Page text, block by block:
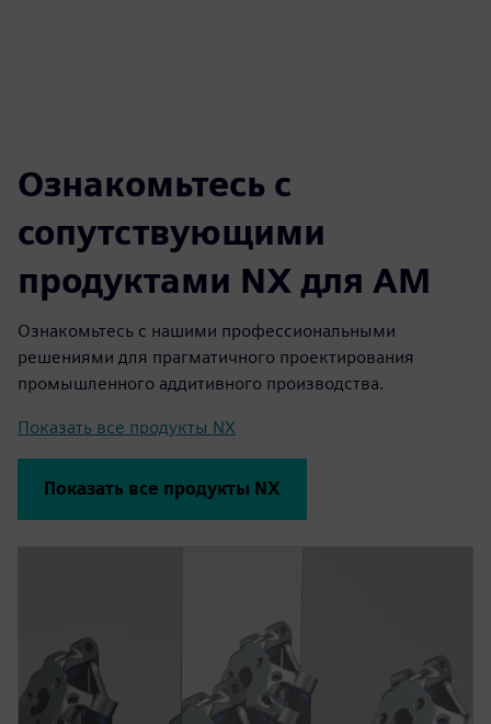
Ознакомьтесь с
сопутствующими
продуктами NX для AM
Ознакомьтесь с нашими профессиональными
решениями для прагматичного проектирования
промышленного аддитивного производства.
Показать все продукты NX
Показать все продукты NX